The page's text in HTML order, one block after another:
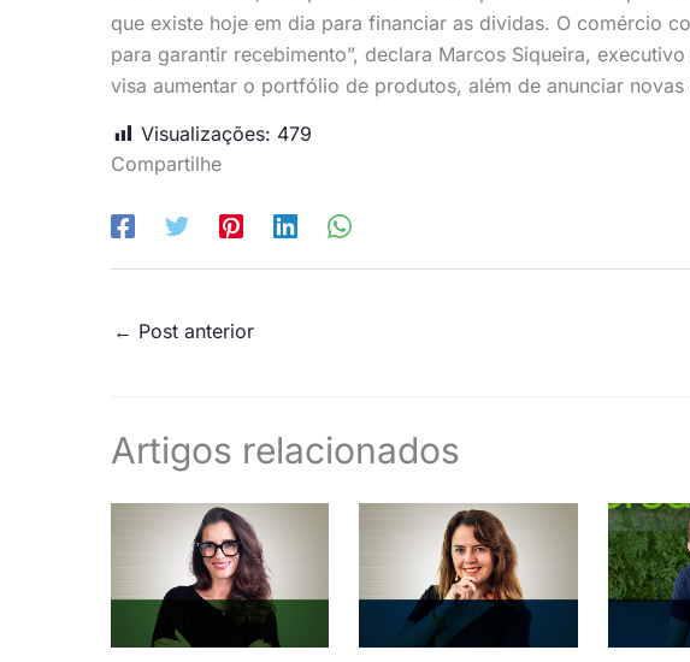
que existe hoje em dia para financiar as dividas. O comércio
para garantir recebimento”, declara Marcos Siqueira,
visa aumentar o portfólio de produtos, além de anunciar
Visualizações: 479
Compartilhe
← Post anterior
Artigos relacionados